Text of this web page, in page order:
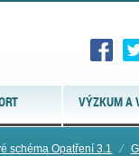
VÝZKUM A
schéma Opatření 3.1 ⁄